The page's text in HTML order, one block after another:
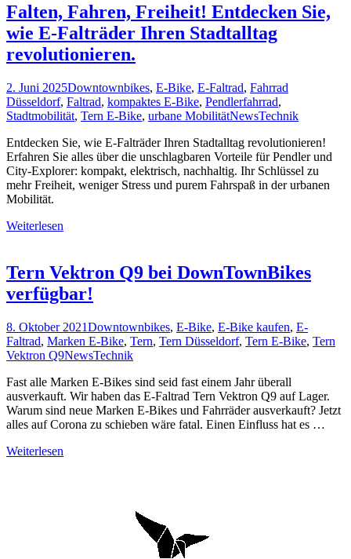
Falten, Fahren, Freiheit! Entdecken Sie,
wie E-Falträder Ihren Stadtalltag
revolutionieren.
2. Juni 2025Downtownbikes, E-Bike, E-Faltrad, Fahrrad
Düsseldorf, Faltrad, kompaktes E-Bike, Pendlerfahrrad,
Stadtmobilität, Tern E-Bike, urbane MobilitätNewsTechnik
Entdecken Sie, wie E-Falträder Ihren Stadtalltag revolutionieren!
Erfahren Sie alles über die unschlagbaren Vorteile für Pendler und
City-Explorer: kompakt, elektrisch, nachhaltig. Ihr Schlüssel zu
mehr Freiheit, weniger Stress und purem Fahrspaß in der urbanen
Mobilität.
Weiterlesen
Tern Vektron Q9 bei DownTownBikes
verfügbar!
8. Oktober 2021Downtownbikes, E-Bike, E-Bike kaufen, E-
Faltrad, Marken E-Bike, Tern, Tern Düsseldorf, Tern E-Bike, Tern
Vektron Q9NewsTechnik
Fast alle Marken E-Bikes sind seid fast einem Jahr überall
ausverkauft. Wir haben das E-Faltrad Tern Vektron Q9 auf Lager.
Warum sind neue Marken E-Bikes und Fahrräder ausverkauft? Jetzt
alles auf Corona zu schieben wäre fatal. Einen Einfluss hat es …
Weiterlesen